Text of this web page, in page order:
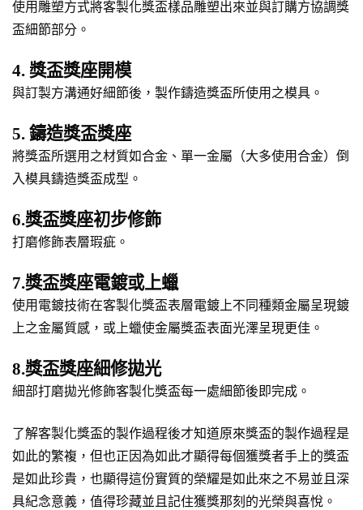
使用雕塑方式將客製化獎盃樣品雕塑出來並與訂購方協調獎
盃細節部分。
4. 獎盃獎座開模
與訂製方溝通好細節後，製作鑄造獎盃所使用之模具。
5. 鑄造獎盃獎座
將獎盃所選用之材質如合金、單一金屬（大多使用合金）倒
入模具鑄造獎盃成型。
6.獎盃獎座初步修飾
打磨修飾表層瑕疵。
7.獎盃獎座電鍍或上蠟
使用電鍍技術在客製化獎盃表層電鍍上不同種類金屬呈現鍍
上之金屬質感，或上蠟使金屬獎盃表面光澤呈現更佳。
8.獎盃獎座細修拋光
細部打磨拋光修飾客製化獎盃每一處細節後即完成。
了解客製化獎盃的製作過程後才知道原來獎盃的製作過程是
如此的繁複，但也正因為如此才顯得每個獲獎者手上的獎盃
是如此珍貴，也顯得這份實質的榮耀是如此來之不易並且深
具紀念意義，值得珍藏並且記住獲獎那刻的光榮與喜悅。